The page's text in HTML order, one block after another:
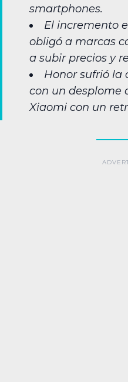
smartphones.
El incremento
obligó a marcas
a subir precios y
Honor sufrió la
con un desplome
Xiaomi con un